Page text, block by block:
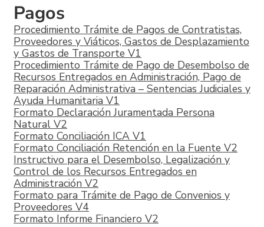
Pagos
Procedimiento Trámite de Pagos de Contratistas,
Proveedores y Viáticos, Gastos de Desplazamiento
y Gastos de Transporte V1
Procedimiento Trámite de Pago de Desembolso de
Recursos Entregados en Administración, Pago de
Reparación Administrativa – Sentencias Judiciales y
Ayuda Humanitaria V1
Formato Declaración Juramentada Persona
Natural V2
Formato Conciliación ICA V1
Formato Conciliación Retención en la Fuente V2
Instructivo para el Desembolso, Legalización y
Control de los Recursos Entregados en
Administración V2
Formato para Trámite de Pago de Convenios y
Proveedores V4
Formato Informe Financiero V2